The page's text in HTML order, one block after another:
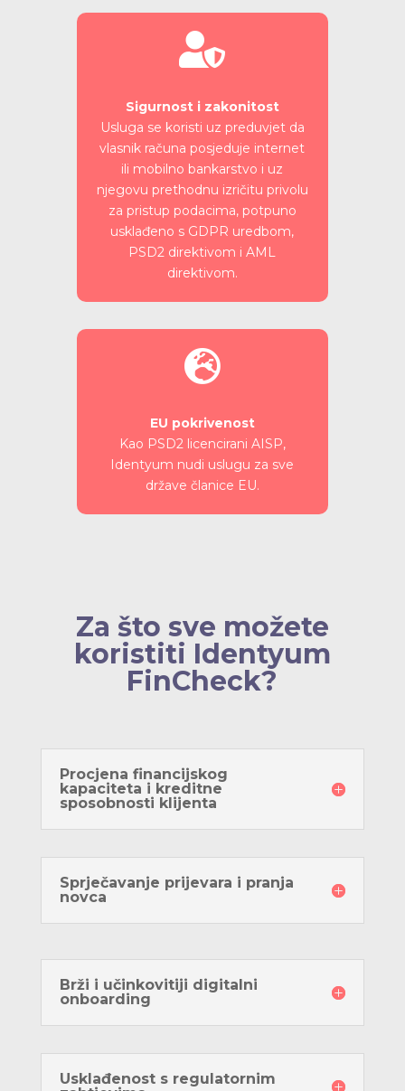

Sigurnost i zakonitost
Usluga se koristi uz preduvjet da
vlasnik računa posjeduje internet
ili mobilno bankarstvo i uz
njegovu prethodnu izričitu privolu
za pristup podacima, potpuno
usklađeno s GDPR uredbom,
PSD2 direktivom i AML
direktivom.

EU pokrivenost
Kao PSD2 licencirani AISP,
Identyum nudi uslugu za sve
države članice EU.
Za što sve možete
koristiti Identyum
FinCheck?
Procjena financijskog
kapaciteta i kreditne
sposobnosti klijenta
Sprječavanje prijevara i pranja
novca
Brži i učinkovitiji digitalni
onboarding
Usklađenost s regulatornim